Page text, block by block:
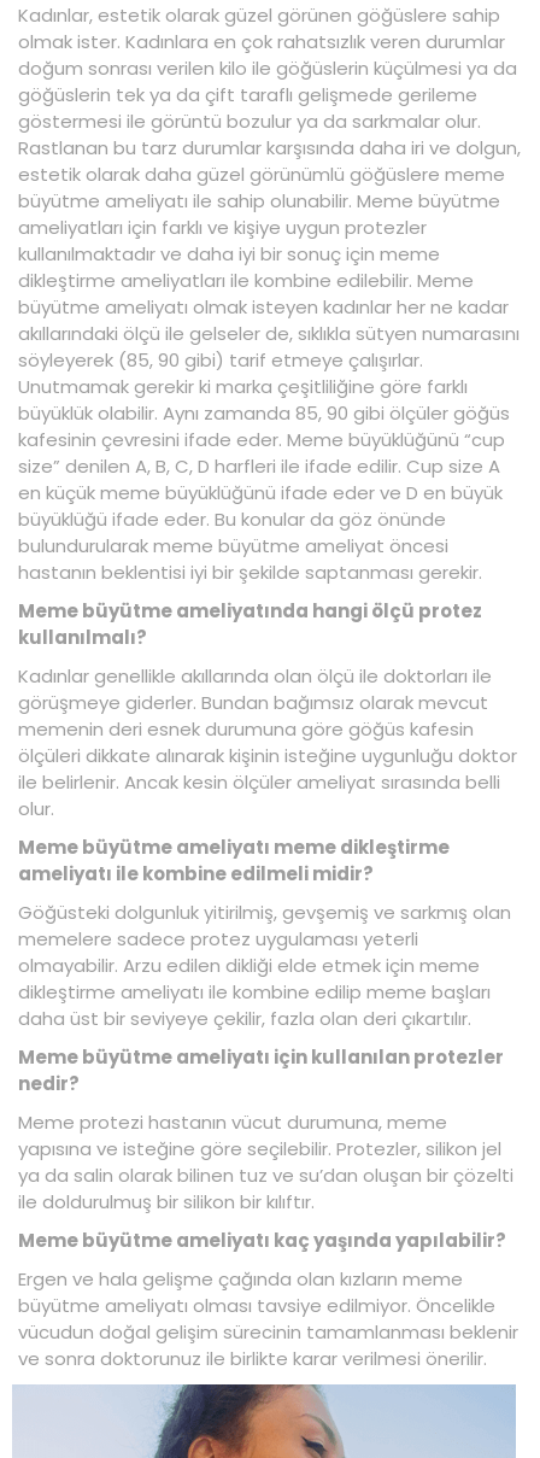
Kadınlar, estetik olarak güzel görünen göğüslere sahip
olmak ister. Kadınlara en çok rahatsızlık veren durumlar
doğum sonrası verilen kilo ile göğüslerin küçülmesi ya da
göğüslerin tek ya da çift taraflı gelişmede gerileme
göstermesi ile görüntü bozulur ya da sarkmalar olur.
Rastlanan bu tarz durumlar karşısında daha iri ve dolgun,
estetik olarak daha güzel görünümlü göğüslere meme
büyütme ameliyatı ile sahip olunabilir. Meme büyütme
ameliyatları için farklı ve kişiye uygun protezler
kullanılmaktadır ve daha iyi bir sonuç için meme
dikleştirme ameliyatları ile kombine edilebilir. Meme
büyütme ameliyatı olmak isteyen kadınlar her ne kadar
akıllarındaki ölçü ile gelseler de, sıklıkla sütyen numarasını
söyleyerek (85, 90 gibi) tarif etmeye çalışırlar.
Unutmamak gerekir ki marka çeşitliliğine göre farklı
büyüklük olabilir. Aynı zamanda 85, 90 gibi ölçüler göğüs
kafesinin çevresini ifade eder. Meme büyüklüğünü “cup
size” denilen A, B, C, D harfleri ile ifade edilir. Cup size A
en küçük meme büyüklüğünü ifade eder ve D en büyük
büyüklüğü ifade eder. Bu konular da göz önünde
bulundurularak meme büyütme ameliyat öncesi
hastanın beklentisi iyi bir şekilde saptanması gerekir.
Meme büyütme ameliyatında hangi ölçü protez
kullanılmalı?
Kadınlar genellikle akıllarında olan ölçü ile doktorları ile
görüşmeye giderler. Bundan bağımsız olarak mevcut
memenin deri esnek durumuna göre göğüs kafesin
ölçüleri dikkate alınarak kişinin isteğine uygunluğu doktor
ile belirlenir. Ancak kesin ölçüler ameliyat sırasında belli
olur.
Meme büyütme ameliyatı meme dikleştirme
ameliyatı ile kombine edilmeli midir?
Göğüsteki dolgunluk yitirilmiş, gevşemiş ve sarkmış olan
memelere sadece protez uygulaması yeterli
olmayabilir. Arzu edilen dikliği elde etmek için meme
dikleştirme ameliyatı ile kombine edilip meme başları
daha üst bir seviyeye çekilir, fazla olan deri çıkartılır.
Meme büyütme ameliyatı için kullanılan protezler
nedir?
Meme protezi hastanın vücut durumuna, meme
yapısına ve isteğine göre seçilebilir. Protezler, silikon jel
ya da salin olarak bilinen tuz ve su’dan oluşan bir çözelti
ile doldurulmuş bir silikon bir kılıftır.
Meme büyütme ameliyatı kaç yaşında yapılabilir?
Ergen ve hala gelişme çağında olan kızların meme
büyütme ameliyatı olması tavsiye edilmiyor. Öncelikle
vücudun doğal gelişim sürecinin tamamlanması beklenir
ve sonra doktorunuz ile birlikte karar verilmesi önerilir.